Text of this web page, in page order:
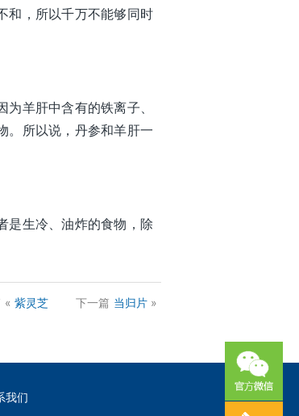
和，所以千万不能够同时
羊肝中含有的铁离子、
。所以说，丹参和羊肝一
是生冷、油炸的食物，除
« 紫灵芝 下一篇 当归片 »
我们